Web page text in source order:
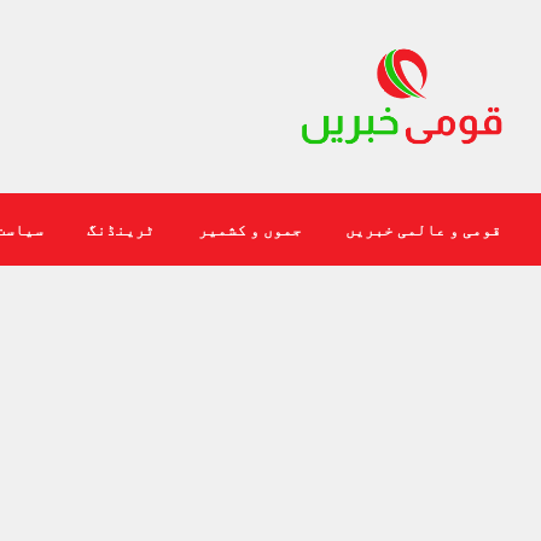
ٹرینڈنگ جموں و کشمیر قومی و عالمی خبریں